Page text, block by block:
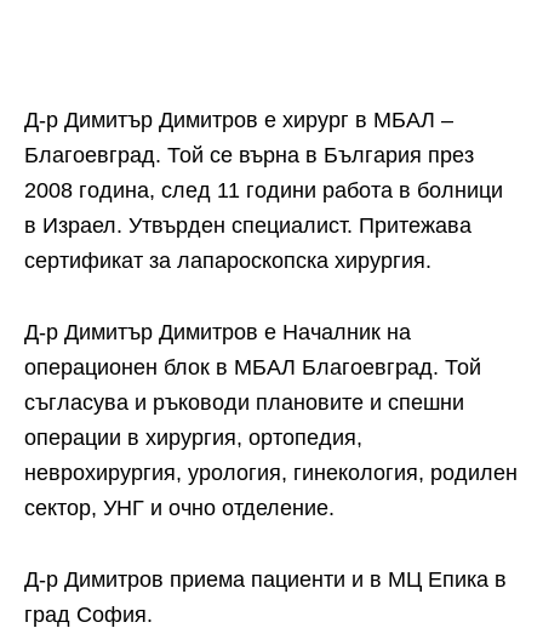
Д-р Димитър Димитров е хирург в МБАЛ –
Благоевград. Той се върна в България през
2008 година, след 11 години работа в болници
в Израел. Утвърден специалист. Притежава
сертификат за лапароскопска хирургия.
Д-р Димитър Димитров е Началник на
операционен блок в МБАЛ Благоевград. Той
съгласува и ръководи плановите и спешни
операции в хирургия, ортопедия,
неврохирургия, урология, гинекология, родилен
сектор, УНГ и очно отделение.
Д-р Димитров приема пациенти и в МЦ Епика в
град София.